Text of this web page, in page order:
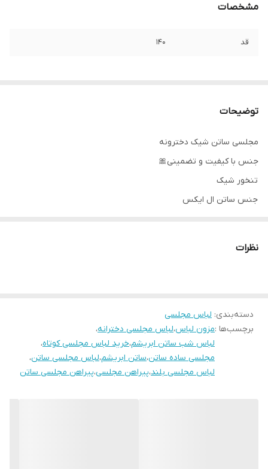
مشخصات
قد ۱۴۰
توضیحات
مجلسی ساتن شیک دخترونه
جنس با کیفیت و تضمینی🎀
تنخور شیک
جنس ساتن ال ایکس
دوستان عزیز در صورت وجود هر گونه مشکل در لباس امکان تعویض
نظرات
دسته‌بندی: لباس مجلسی
برچسب‌ها :مزون لباس،لباس مجلسی دخترانه،
لباس شب ساتن ابریشم،خرید لباس مجلسی کوتاه،
مجلسی ساده ساتن،ساتن ابریشم،لباس مجلسی ساتن،
لباس مجلسی بلند،پیراهن مجلسی،پیراهن مجلسی ساتن